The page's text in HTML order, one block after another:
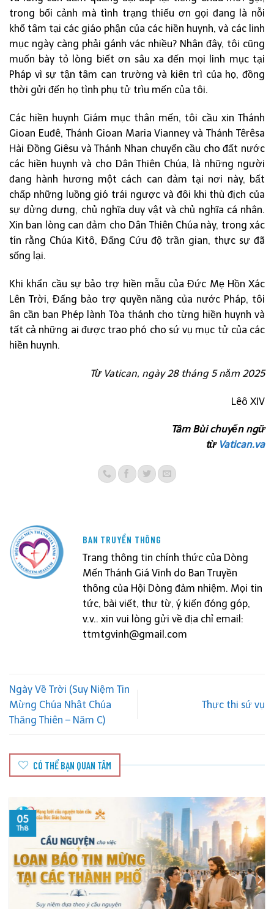
trong bối cảnh mà tình trạng thiếu ơn gọi đang là nỗi
khổ tâm tại các giáo phận của các hiền huynh, và các linh
mục ngày càng phải gánh vác nhiều? Nhân đây, tôi cũng
muốn bày tỏ lòng biết ơn sâu xa đến mọi linh mục tại
Pháp vì sự tận tâm can trường và kiên trì của họ, đồng
thời gửi đến họ tình phụ tử trìu mến của tôi.
Các hiền huynh Giám mục thân mến, tôi cầu xin Thánh
Gioan Euđê, Thánh Gioan Maria Vianney và Thánh Têrêsa
Hài Đồng Giêsu và Thánh Nhan chuyển cầu cho đất nước
các hiền huynh và cho Dân Thiên Chúa, là những người
đang hành hương một cách can đảm tại nơi này, bất
chấp những luồng gió trái ngược và đôi khi thù địch của
sự dửng dưng, chủ nghĩa duy vật và chủ nghĩa cá nhân.
Xin ban lòng can đảm cho Dân Thiên Chúa này, trong xác
tín rằng Chúa Kitô, Đấng Cứu độ trần gian, thực sự đã
sống lại.
Khi khẩn cầu sự bảo trợ hiền mẫu của Đức Mẹ Hồn Xác
Lên Trời, Đấng bảo trợ quyền năng của nước Pháp, tôi
ân cần ban Phép lành Tòa thánh cho từng hiền huynh và
tất cả những ai được trao phó cho sứ vụ mục tử của các
hiền huynh.
Từ Vatican, ngày 28 tháng 5 năm 2025
Lêô XIV
Tâm Bùi chuyển ngữ
từ Vatican.va
BAN TRUYỀN THÔNG
Trang thông tin chính thức của Dòng
Mến Thánh Giá Vinh do Ban Truyền
thông của Hội Dòng đảm nhiệm. Mọi tin
tức, bài viết, thư từ, ý kiến đóng góp,
v.v.. xin vui lòng gửi về địa chỉ email:
ttmtgvinh@gmail.com
Ngày Về Trời (Suy Niệm Tin
Mừng Chúa Nhật Chúa
Thăng Thiên – Năm C)
Thực thi sứ vụ
CÓ THỂ BẠN QUAN TÂM
05
Th8